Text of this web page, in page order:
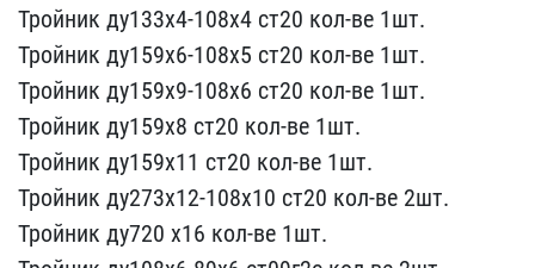
Т​ройник ду133х4-108х4 ст2​0 кол-ве 1шт.
Тройник ду​159х6-108х5 ст20 кол-ве ​1шт.
Тройник ду159х9-108​х6 ст20 кол-ве 1шт.
Трой​ник ду159х8 ст20 кол-ве ​1шт.
Тройник ду159х11 ст​20 кол-ве 1шт.
Тройник д​у273х12-108х10 ст20 кол-​ве 2шт.
Тройник ду720 х1​6 кол-ве 1шт.